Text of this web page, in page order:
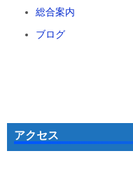
総合案内
ブログ
アクセス